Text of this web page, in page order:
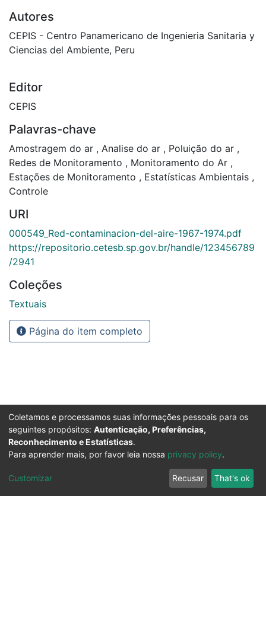
Autores
CEPIS - Centro Panamericano de Ingenieria Sanitaria y
Ciencias del Ambiente, Peru
Editor
CEPIS
Palavras-chave
Amostragem do ar , Analise do ar , Poluição do ar ,
Redes de Monitoramento , Monitoramento do Ar ,
Estações de Monitoramento , Estatísticas Ambientais ,
Controle
URI
000549_Red-contaminacion-del-aire-1967-1974.pdf
https://repositorio.cetesb.sp.gov.br/handle/123456789
/2941
Coleções
Textuais
Página do item completo
Coletamos e processamos suas informações pessoais para os
seguintes propósitos: Autenticação, Preferências,
Reconhecimento e Estatísticas.
Para aprender mais, por favor leia nossa privacy policy.
Customizar Recusar That's ok